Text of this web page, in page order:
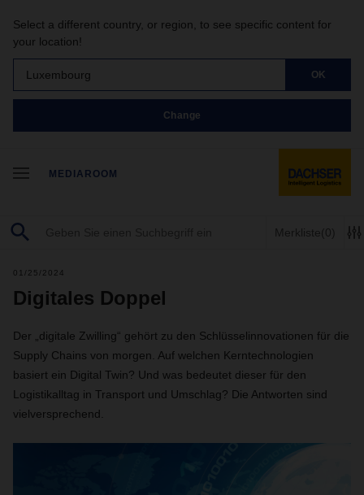
Select a different country, or region, to see specific content for
your location!
Luxembourg OK
Change
MEDIAROOM
Merkliste(0)
01/25/2024
Digitales Doppel
Der „digitale Zwilling“ gehört zu den Schlüsselinnovationen für die
Supply Chains von morgen. Auf welchen Kerntechnologien
basiert ein Digital Twin? Und was bedeutet dieser für den
Logistikalltag in Transport und Umschlag? Die Antworten sind
vielversprechend.